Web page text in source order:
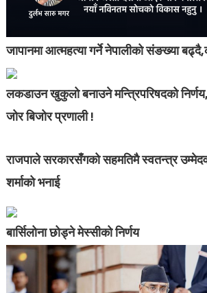
जापानमा आत्महत्या गर्ने नेपालीको संङख्या
लकडाउन खुकुलो बनाउने मन्त्रिपरिषदको
जोर बिजोर प्रणाली !
राजपाले सरकारसँगको सहमतिमै स्वतन्त्र
शर्माको भनाई
बार्सिलोना छोड्ने मेस्सीको निर्णय